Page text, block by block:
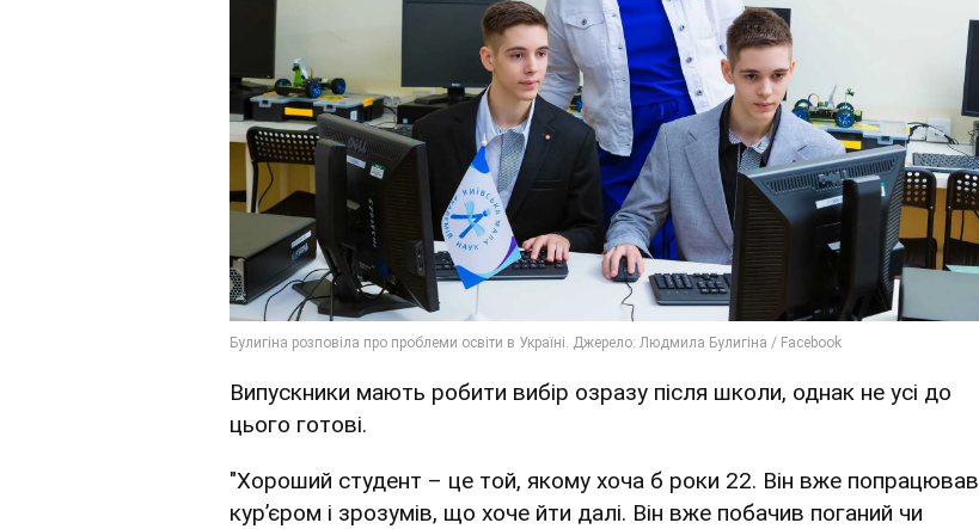
Випускники мають робити вибір озразу після школи, однак не усі до
цього готові.
"Хороший студент – це той, якому хоча б роки 22. Він вже попрацював
кур’єром і зрозумів, що хоче йти далі. Він вже побачив поганий чи